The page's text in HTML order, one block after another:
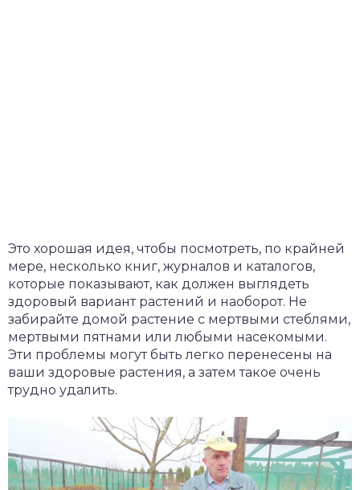
Это хорошая идея, чтобы посмотреть, по крайней
мере, несколько книг, журналов и каталогов,
которые показывают, как должен выглядеть
здоровый вариант растений и наоборот. Не
забирайте домой растение с мертвыми стеблями,
мертвыми пятнами или любыми насекомыми.
Эти проблемы могут быть легко перенесены на
ваши здоровые растения, а затем такое очень
трудно удалить.